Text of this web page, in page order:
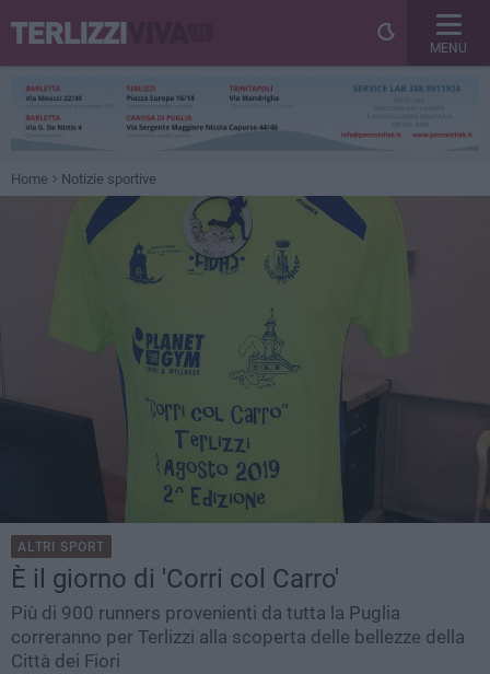
MENU
Home Notizie sportive
ALTRI SPORT
È il giorno di 'Corri col Carro'
Più di 900 runners provenienti da tutta la Puglia
correranno per Terlizzi alla scoperta delle bellezze della
Città dei Fiori